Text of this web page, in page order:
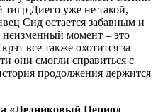
тигр Диего уже не такой,
Сид остается забавным и
момент – это
все также охотится за
они смогли справиться с
продолжения держится
«Ледниковый Период